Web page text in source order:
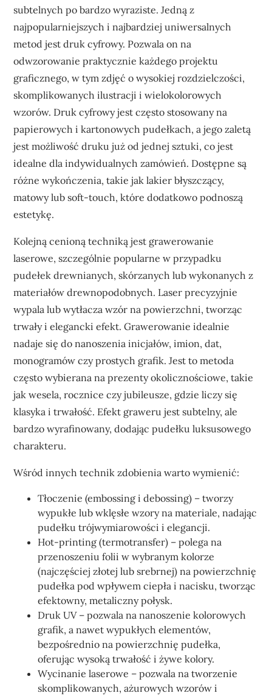
subtelnych po bardzo wyraziste. Jedną z
najpopularniejszych i najbardziej uniwersalnych
metod jest druk cyfrowy. Pozwala on na
odwzorowanie praktycznie każdego projektu
graficznego, w tym zdjęć o wysokiej rozdzielczości,
skomplikowanych ilustracji i wielokolorowych
wzorów. Druk cyfrowy jest często stosowany na
papierowych i kartonowych pudełkach, a jego zaletą
jest możliwość druku już od jednej sztuki, co jest
idealne dla indywidualnych zamówień. Dostępne są
różne wykończenia, takie jak lakier błyszczący,
matowy lub soft-touch, które dodatkowo podnoszą
estetykę.
Kolejną cenioną techniką jest grawerowanie
laserowe, szczególnie popularne w przypadku
pudełek drewnianych, skórzanych lub wykonanych z
materiałów drewnopodobnych. Laser precyzyjnie
wypala lub wytłacza wzór na powierzchni, tworząc
trwały i elegancki efekt. Grawerowanie idealnie
nadaje się do nanoszenia inicjałów, imion, dat,
monogramów czy prostych grafik. Jest to metoda
często wybierana na prezenty okolicznościowe, takie
jak wesela, rocznice czy jubileusze, gdzie liczy się
klasyka i trwałość. Efekt graweru jest subtelny, ale
bardzo wyrafinowany, dodając pudełku luksusowego
charakteru.
Wśród innych technik zdobienia warto wymienić:
Tłoczenie (embossing i debossing) – tworzy
wypukłe lub wklęsłe wzory na materiale, nadając
pudełku trójwymiarowości i elegancji.
Hot-printing (termotransfer) – polega na
przenoszeniu folii w wybranym kolorze
(najczęściej złotej lub srebrnej) na powierzchnię
pudełka pod wpływem ciepła i nacisku, tworząc
efektowny, metaliczny połysk.
Druk UV – pozwala na nanoszenie kolorowych
grafik, a nawet wypukłych elementów,
bezpośrednio na powierzchnię pudełka,
oferując wysoką trwałość i żywe kolory.
Wycinanie laserowe – pozwala na tworzenie
skomplikowanych, ażurowych wzorów i